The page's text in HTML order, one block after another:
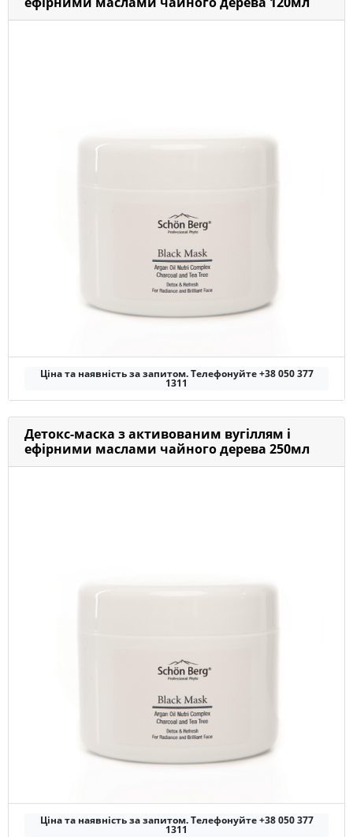
Ціна та наявність за запитом. Телефонуйте +38 050 377
1311
Детокс-маска з активованим вугіллям і
ефірними маслами чайного дерева 250мл
Ціна та наявність за запитом. Телефонуйте +38 050 377
1311